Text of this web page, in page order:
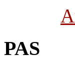
PAS